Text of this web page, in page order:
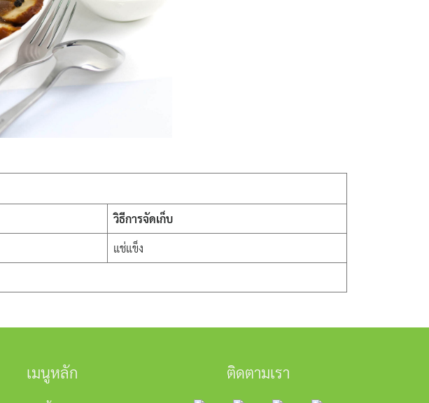
วิธีการจัดเก็บ
แช่แข็ง
เมนูหลัก ติดตามเรา